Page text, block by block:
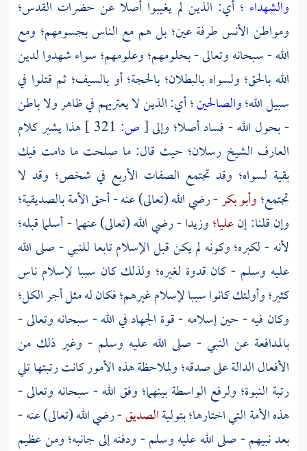
والشهداء ؛ أي: الذين لم يغيبوا أصلا عن حضرات القدس؛
ومواطن الأنس طرفة عين؛ بل هم مع الناس بجسومهم؛ ومع
الله - سبحانه وتعالى - بحلومهم؛ وعلومهم؛ سواء شهدوا لدين
الله بالحق؛ ولسواه بالبطلان؛ بالحجة؛ أو بالسيف؛ ثم قتلوا في
سبيل الله؛والصالحين؛ أي: الذين لا يعتريهم في ظاهر ولا باطن
- بحول الله - فساد أصلا؛ وإلى[ص:
هذا يشير كلام
العارف الشيخرسلان؛ حيث قال: ما صلحت ما دامت فيك
بقية لسواه؛ وقد تجتمع الصفات الأربع في شخص؛ وقد لا
تجتمع؛وأبو بكر- رضي الله (تعالى) عنه - أحق الأمة بالصديقية؛
وإن قلنا: إنعليا؛وزيدا- رضي الله (تعالى) عنهما - أسلما قبله؛
لأنه - لكبره؛ وكونه لم يكن قبل الإسلام تابعا للنبي - صلى الله
عليه وسلم - كان قدوة لغيره؛ ولذلك كان سببا لإسلام ناس
كثير؛ وأولئك كانوا سببا لإسلام غيرهم؛ فكان له مثل أجر الكل؛
وكان فيه - حين إسلامه - قوة الجهاد في الله - سبحانه وتعالى -
بالمدافعة عن النبي - صلى الله عليه وسلم - وغير ذلك من
الأفعال الدالة على صدقه؛ ولملاحظة هذه الأمور كانت رتبتها تلي
رتبة النبوة؛ ولرفع الواسطة بينهما؛ وفق الله - سبحانه وتعالى -
هذه الأمة التي اختارها؛ بتوليةالصديق- رضي الله (تعالى) عنه -
بعد نبيهم - صلى الله عليه وسلم - ودفنه إلى جانبه؛ ومن عظيم